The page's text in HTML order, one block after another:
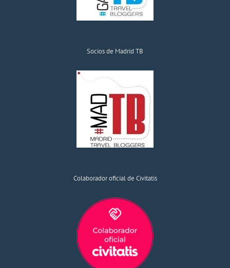
Socios de Madrid TB
Colaborador oficial de Civitatis